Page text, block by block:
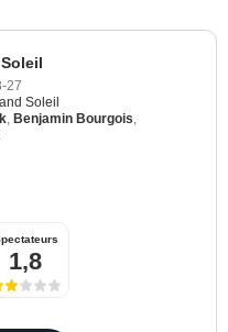
27
Soleil
Benjamin Bourgois
1,8